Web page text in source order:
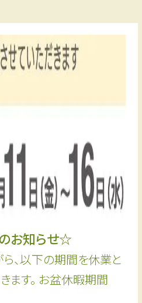
お知らせ☆
、以下の期間を休業と
ます。 お盆休暇期間